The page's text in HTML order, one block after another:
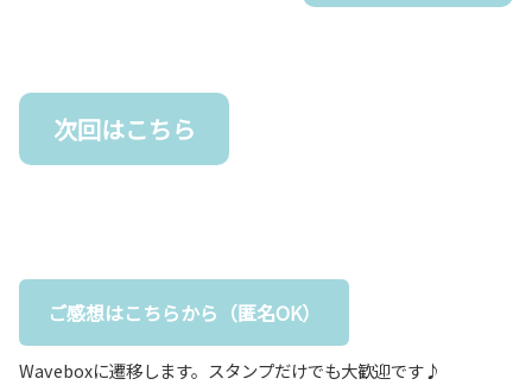
次回はこちら
ご感想はこちらから（匿名OK）
Waveboxに遷移します。スタンプだけでも大歓迎です♪